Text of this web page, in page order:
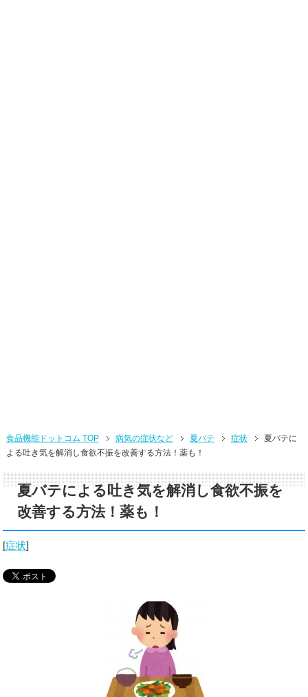
食品機能ドットコム TOP 病気の症状など 夏バテ 症状
夏バテに
よる吐き気を解消し食欲不振を改善する方法！薬も！
夏バテによる吐き気を解消し食欲不振を
改善する方法！薬も！
[症状]